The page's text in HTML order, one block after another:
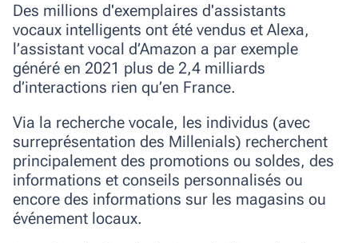
Des millions d'exemplaires d'assistants
vocaux intelligents ont été vendus et Alexa,
l’assistant vocal d’Amazon a par exemple
généré en 2021 plus de 2,4 milliards
d’interactions rien qu’en France.
Via la recherche vocale, les individus (avec
surreprésentation des Millenials) recherchent
principalement des promotions ou soldes, des
informations et conseils personnalisés ou
encore des informations sur les magasins ou
événement locaux.